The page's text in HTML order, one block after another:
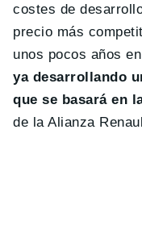
costes de
precio más
unos pocos años
ya desarrollando
que se basará en
de la Alianza